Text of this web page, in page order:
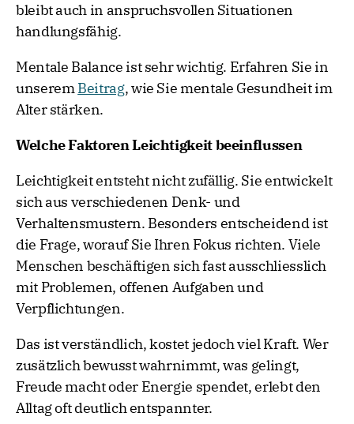
bleibt auch in anspruchsvollen Situationen
handlungsfähig.
Mentale Balance ist sehr wichtig. Erfahren Sie in
unseremBeitrag, wie Sie mentale Gesundheit im
Alter stärken.
Welche Faktoren Leichtigkeit beeinflussen
Leichtigkeit entsteht nicht zufällig. Sie entwickelt
sich aus verschiedenen Denk- und
Verhaltensmustern. Besonders entscheidend ist
die Frage, worauf Sie Ihren Fokus richten. Viele
Menschen beschäftigen sich fast ausschliesslich
mit Problemen, offenen Aufgaben und
Verpflichtungen.
Das ist verständlich, kostet jedoch viel Kraft. Wer
zusätzlich bewusst wahrnimmt, was gelingt,
Freude macht oder Energie spendet, erlebt den
Alltag oft deutlich entspannter.